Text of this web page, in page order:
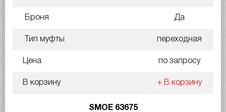
Броня Да
Тип муфты переходная
Цена по запросу
В корзину + В корзину
SMOE 63675